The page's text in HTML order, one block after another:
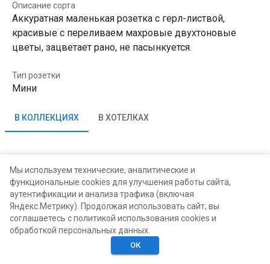
Описание сорта
Аккуратная маленькая розетка с герл-листвой,
красивые с переливаем махровые двухтоновые
цветы, зацветает рано, не пасынкуется.
Тип розетки
Мини
В КОЛЛЕКЦИЯХ В ХОТЕЛКАХ
Надежда Северинова
Хотелки
Мы используем технические, аналитические и
функциональные cookies для улучшения работы сайта,
аутентификации и анализа трафика (включая
Яндекс.Метрику). Продолжая использовать сайт, вы
соглашаетесь с политикой использования cookies и
обработкой персональных данных.
ОК